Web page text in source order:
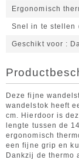
Ergonomisch
Snel in te stellen
Geschikt voor
Deze fijne
wandelstok heeft
cm. Hierdoor is
lengte tussen de
ergonomisch
een fijne grip en
Dankzij de thermo